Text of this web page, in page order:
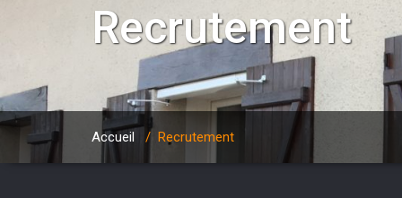
Recrutement
Accueil / Recrutement